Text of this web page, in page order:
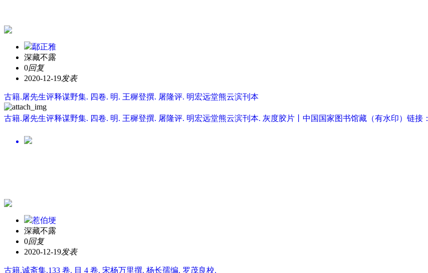
鄢正雅
深藏不露
0回复
2020-12-19发表
古籍.屠先生评释谋野集. 四卷. 明. 王穉登撰. 屠隆评. 明宏远堂熊云滨刊本
古籍.屠先生评释谋野集. 四卷. 明. 王穉登撰. 屠隆评. 明宏远堂熊云滨刊本. 灰度胶片丨中国国家图书馆藏（有水印）链接：
惹伯埂
深藏不露
0回复
2020-12-19发表
古籍.诚斋集.133 卷. 目 4 卷. 宋杨万里撰. 杨长孺编. 罗茂良校.